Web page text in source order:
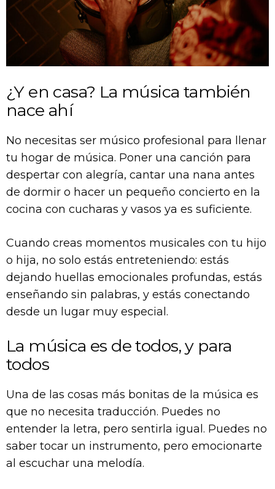
¿Y en casa? La música también
nace ahí
No necesitas ser músico profesional para llenar
tu hogar de música. Poner una canción para
despertar con alegría, cantar una nana antes
de dormir o hacer un pequeño concierto en la
cocina con cucharas y vasos ya es suficiente.
Cuando creas momentos musicales con tu hijo
o hija, no solo estás entreteniendo: estás
dejando huellas emocionales profundas, estás
enseñando sin palabras, y estás conectando
desde un lugar muy especial.
La música es de todos, y para
todos
Una de las cosas más bonitas de la música es
que no necesita traducción. Puedes no
entender la letra, pero sentirla igual. Puedes no
saber tocar un instrumento, pero emocionarte
al escuchar una melodía.